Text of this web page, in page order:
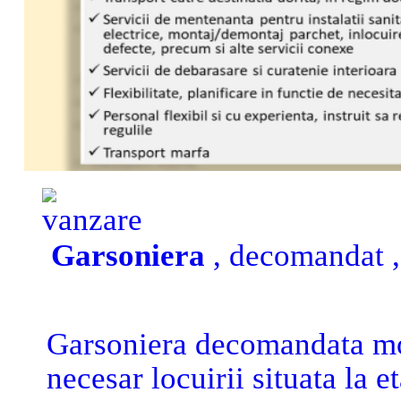
vanzare
Garsoniera , decomandat
Garsoniera decomandata
necesar locuirii situata la